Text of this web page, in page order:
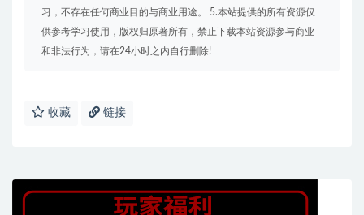
习，不存在任何商业目的与商业用途。 5.本站提供的所有资源仅
供参考学习使用，版权归原著所有，禁止下载本站资源参与商业
和非法行为，请在24小时之内自行删除!
收藏 链接